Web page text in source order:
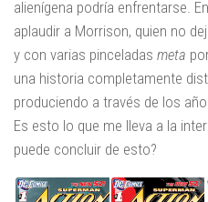
alienígena podría enfrentarse.
aplaudir a Morrison, quien no
y con varias pinceladas meta
una historia completamente
produciendo a través de los
Es esto lo que me lleva a la
puede concluir de esto?